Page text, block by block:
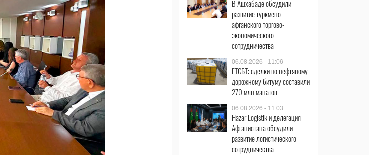
В Ашхабаде обсудили
развитие туркмено-
афганского торгово-
экономического
сотрудничества
06.08.2026 - 11:06
ГТСБТ: сделки по нефтяному
дорожному битуму составили
270 млн манатов
06.08.2026 - 11:03
Hazar Logistik и делегация
Афганистана обсудили
развитие логистического
сотрудничества